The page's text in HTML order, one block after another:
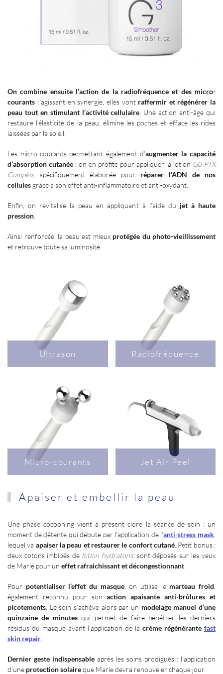
On combine ensuite l’action de la radiofréquence et des micro-
courants : agissant en synergie, elles vont raffermir et régénérer la
peau tout en stimulant l’activité cellulaire . Une action anti-âge qui
restaure l’élasticité de la peau, élimine les poches et efface les rides
laissées par le soleil.
Les micro-courants permettant également d’augmenter la capacité
d’absorption cutanée : on en profite pour appliquer la lotion G0 PTX
Complex, spécifiquement élaborée pour réparer l’ADN de nos
cellules grâce à son effet anti-inflammatoire et anti-oxydant.
Enfin, on revitalise la peau en appliquant à l’aide du jet à haute
pression
Ainsi renforcée, la peau est mieuxprotégée du photo-vieillissement
et retrouve toute sa luminosité.
Ultrason Radiofréquence
Micro-courants Jet Air Peel
Apaiser et embellir la peau
Une phase cocooning vient à présent clore la séance de soin : un
moment de détente qui débute par l’application de l’anti-stress mask
lequel va apaiser la peau et restaurer le confort cutané . Petit bonus :
deux cotons imbibés de lotion hydratonicsont déposés sur les yeux
de Marie pour un effet rafraichissant et décongestionnant
Pour potentialiser l’effet du masque, on utilise le marteau froid
également reconnu pour sonaction apaisante anti-brûlures et
picotements . Le soin s’achève alors par un modelage manuel d’une
quinzaine de minutesqui permet de faire pénétrer les derniers
résidus du masque avant l’application de la crème régénérante fast
skin repair
Dernier geste indispensable après les soins prodigués : l’application
d’une protection solaireque Marie devra renouveler chaque jour.